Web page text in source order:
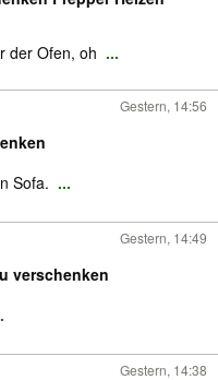
der Ofen, oh ...
Gestern, 14:56
Sofa. ...
Gestern, 14:49
verschenken
Gestern, 14:38